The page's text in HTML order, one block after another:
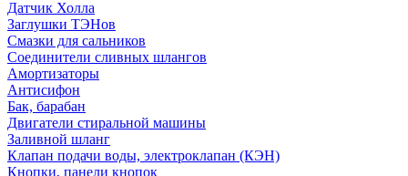
Датчик Холла
Заглушки ТЭНов
Смазки для сальников
Соединители сливных шлангов
Амортизаторы
Антисифон
Бак, барабан
Двигатели стиральной машины
Заливной шланг
Клапан подачи воды, электроклапан (КЭН)
Кнопки, панели кнопок